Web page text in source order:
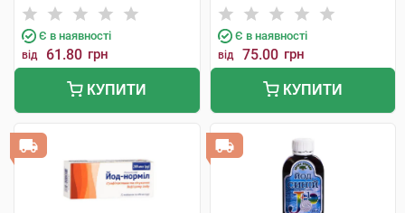
Є в наявності
від 61.80 грн
КУПИТИ
Є в наявності
від 75.00 грн
КУПИТИ